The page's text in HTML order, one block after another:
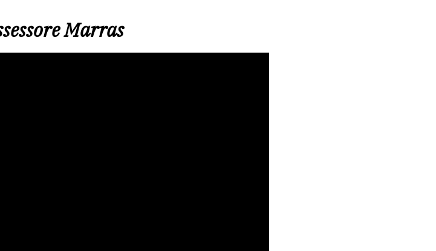
Marras